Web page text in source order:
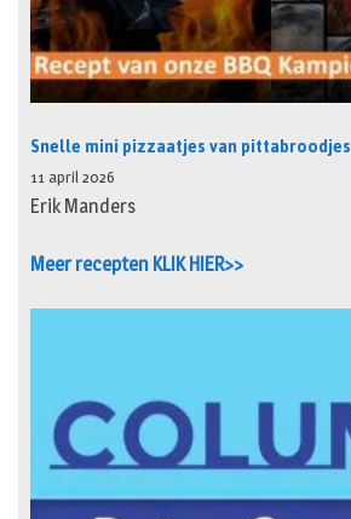
Snelle mini pizzaatjes van pittabroodjes
11 april 2026
Erik Manders
Meer recepten KLIK HIER>>